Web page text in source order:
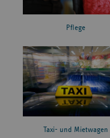
Pflege
Taxi- und Mietwagen